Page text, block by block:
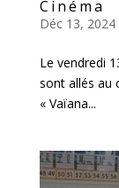
Cinéma
Déc 13, 2024
Le vendredi
sont allés au
« Vaïana...